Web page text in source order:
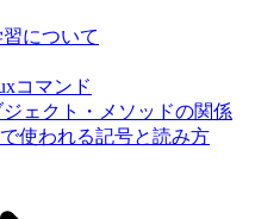
について
コマンド
ェクト・メソッドの関係
使われる記号と読み方